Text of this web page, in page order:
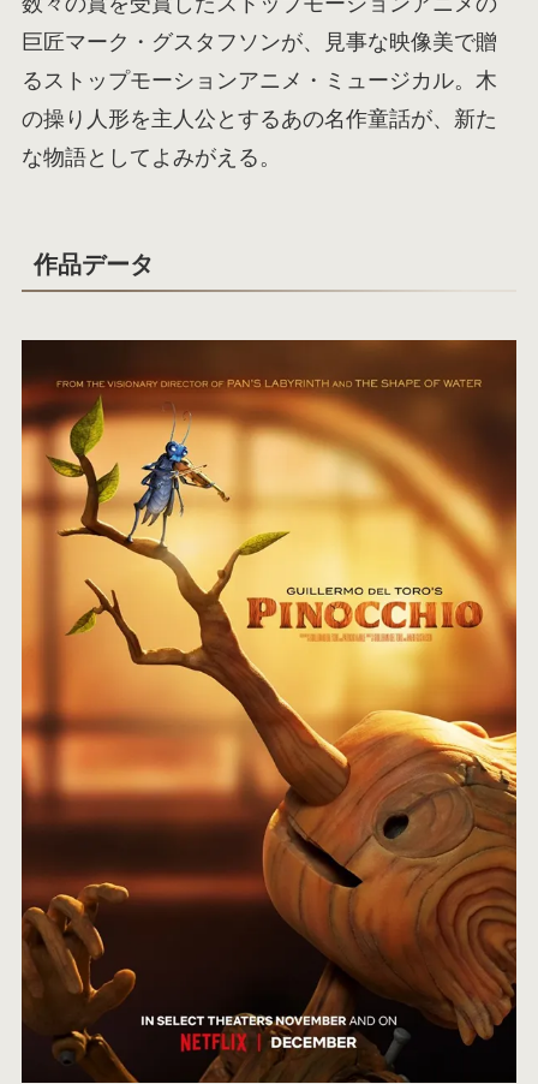
巨匠マーク・グスタフソンが、見事な映像美で贈
るストップモーションアニメ・ミュージカル。木
の操り人形を主人公とするあの名作童話が、新た
な物語としてよみがえる。
作品データ